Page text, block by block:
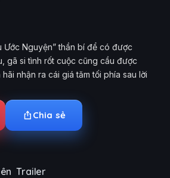
Ước Nguyện” thần bí để có được
gã si tình rốt cuộc cũng cầu được
nhận ra cái giá tăm tối phía sau lời
Chia sẻ
Trailer